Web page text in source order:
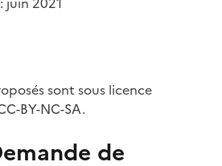
sont sous licence
BY-NC-SA.
de